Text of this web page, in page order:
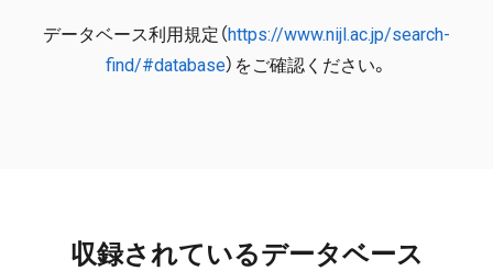
データベース利用規定（https://www.nijl.ac.jp/search-
find/#database）をご確認ください。
収録されているデータベース